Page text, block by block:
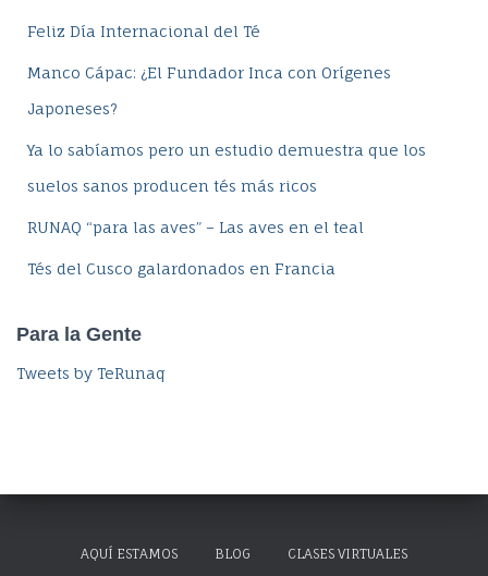
entradas
Feliz Día Internacional del Té
Manco Cápac: ¿El Fundador Inca con Orígenes
Japoneses?
Ya lo sabíamos pero un estudio demuestra que los
suelos sanos producen tés más ricos
RUNAQ “para las aves” – Las aves en el teal
Tés del Cusco galardonados en Francia
Para la Gente
Tweets by TeRunaq
AQUÍ ESTAMOS BLOG CLASES VIRTUALES